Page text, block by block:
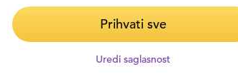
Prihvati sve
Uredi saglasnost